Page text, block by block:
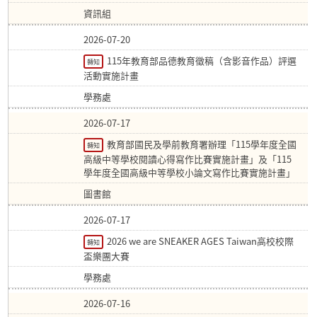
資訊組
2026-07-20
轉知
115年教育部品德教育徵稿（含影音作品）評選
活動實施計畫
學務處
2026-07-17
轉知
教育部國民及學前教育署辦理「115學年度全國
高級中等學校閱讀心得寫作比賽實施計畫」及「115
學年度全國高級中等學校小論文寫作比賽實施計畫」
圖書館
2026-07-17
轉知
2026 we are SNEAKER AGES Taiwan高校校際
盃樂團大賽
學務處
2026-07-16